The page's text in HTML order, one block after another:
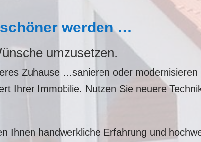
werden …
umzusetzen.
Zuhause …sanieren oder
Ihrer Immobilie. Nutzen Sie neuere
Ihnen handwerkliche Erfahrung und